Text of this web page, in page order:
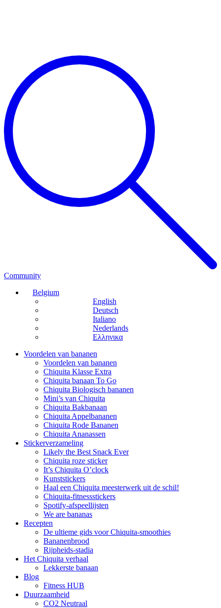
Community
Belgium
English
Deutsch
Italiano
Nederlands
Ελληνικα
Voordelen van bananen
Voordelen van bananen
Chiquita Klasse Extra
Chiquita banaan To Go
Chiquita Biologisch bananen
Mini’s van Chiquita
Chiquita Bakbanaan
Chiquita Appelbananen
Chiquita Rode Bananen
Chiquita Ananassen
Stickerverzameling
Likely the Best Snack Ever
Chiquita roze sticker
It’s Chiquita O’clock
Kunststickers
Haal een Chiquita meesterwerk uit de schil!
Chiquita-fitnessstickers
Spotify-afspeellijsten
We are bananas
Recepten
De ultieme gids voor Chiquita-smoothies
Bananenbrood
Rijpheids-stadia
Het Chiquita verhaal
Lekkerste banaan
Blog
Fitness HUB
Duurzaamheid
CO2 Neutraal